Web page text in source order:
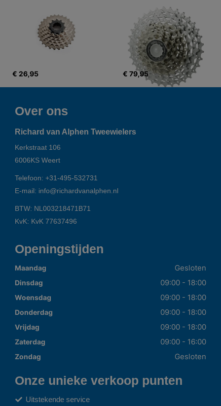
€ 26,95 € 79,95
Over ons
Richard van Alphen Tweewielers
Kerkstraat 106
6006KS Weert
Telefoon: +31-495-532731
E-mail: info@richardvanalphen.nl
BTW: NL003218471B71
KvK: KvK 77637496
Openingstijden
Maandag Gesloten
Dinsdag 09:00 - 18:00
Woensdag 09:00 - 18:00
Donderdag 09:00 - 18:00
Vrijdag 09:00 - 18:00
Zaterdag 09:00 - 16:00
Zondag Gesloten
Onze unieke verkoop punten
Uitstekende service